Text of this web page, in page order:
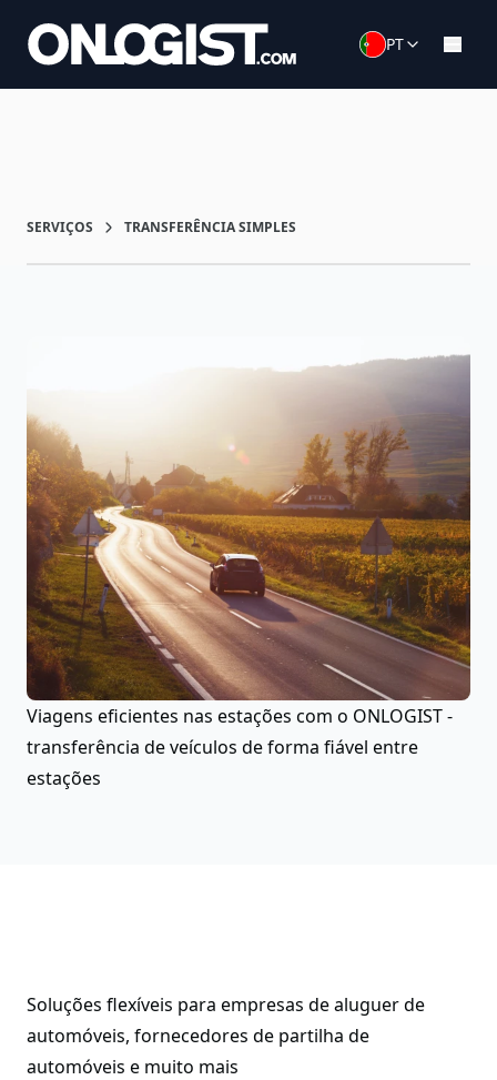
PT
SERVIÇOS TRANSFERÊNCIA SIMPLES
Viagens eficientes nas estações com o ONLOGIST -
transferência de veículos de forma fiável entre
estações
Soluções flexíveis para empresas de aluguer de
automóveis, fornecedores de partilha de
automóveis e muito mais